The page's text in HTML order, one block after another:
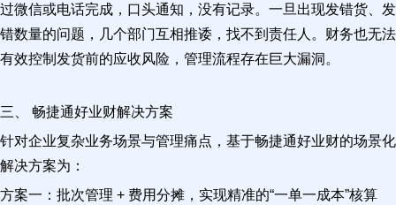
过微信或电话完成，口头通知，没有记录。一旦出现发错货、发
错数量的问题，几个部门互相推诿，找不到责任人。财务也无法
有效控制发货前的应收风险，管理流程存在巨大漏洞。
三、 畅捷通好业财解决方案
针对企业复杂业务场景与管理痛点，基于畅捷通好业财的场景化
解决方案为：
方案一：批次管理 + 费用分摊，实现精准的“一单一成本”核算